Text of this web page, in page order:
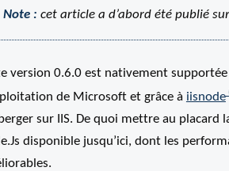
Note : cet article a d’abord été publié sur
version 0.6.0 est nativement
de Microsoft et grâce à iisnode
sur IIS. De quoi mettre au placard
disponible jusqu’ici, dont les